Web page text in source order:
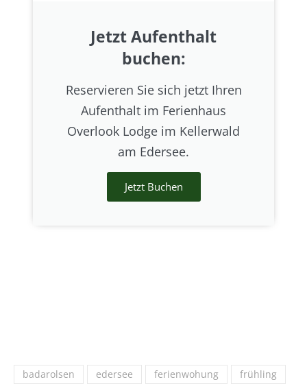
Jetzt Aufenthalt
buchen:
Reservieren Sie sich jetzt Ihren
Aufenthalt im Ferienhaus
Overlook Lodge im Kellerwald
am Edersee.
Jetzt Buchen
badarolsen edersee ferienwohung
frühling